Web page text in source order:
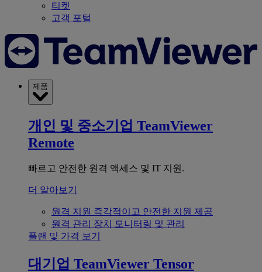
티켓
고객 포털
제품
개인 및 중소기업 TeamViewer
Remote
빠르고 안전한 원격 액세스 및 IT 지원.
더 알아보기
원격 지원 즉각적이고 안전한 지원 제공
원격 관리 장치 모니터링 및 관리
플랜 및 가격 보기
대기업 TeamViewer Tensor